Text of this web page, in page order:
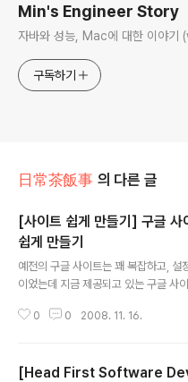
Min's Engineer Story
자바와 성능, Mac에 대한 이야
구독하기
日常茶飯事 의 다른 글
[사이트 쉽게 만들기] 구글 사
쉽게 만들기
예전의 구글 사이트는 꽤 복잡하고, 설
이었는데 지금 제공되고 있는 구글 사
를 쉽게 만드는 거란다... http://
0 0 2008. 11. 16.
[Head First Software